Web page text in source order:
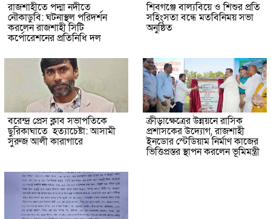
রাজশাহীতে পদ্মা নদীতে
নৌকাডুবি: ঘটনাস্থল পরিদর্শন
করলেন রাজশাহী সিটি
কর্পোরেশনের প্রতিনিধি দল
শিবগঞ্জে বাল্যবিয়ে ও শিশুর প্রতি
সহিংসতা বন্ধে মতবিনিময় সভা
অনুষ্ঠিত
বরেন্দ্র প্রেস ক্লাব সভাপতিকে
ছুরিকাঘাতে হত্যাচেষ্টা: আসামী
সুরুজ আলী কারাগারে
ক্রীড়াক্ষেত্রের উন্নয়নে রাসিক
প্রশাসকের উদ্যোগ, রাজশাহী
ইনডোর স্টেডিয়াম নির্মাণ কাজের
ভিত্তিপ্রস্তর স্থাপন করলেন ভূমিমন্ত্রী